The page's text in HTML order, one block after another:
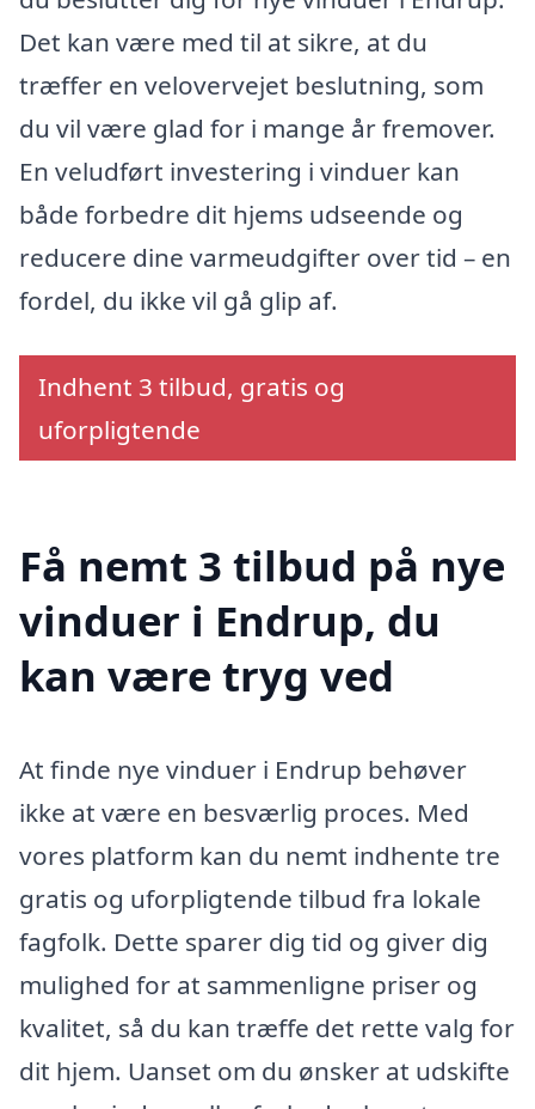
Det kan være med til at sikre, at du
træffer en velovervejet beslutning, som
du vil være glad for i mange år fremover.
En veludført investering i vinduer kan
både forbedre dit hjems udseende og
reducere dine varmeudgifter over tid – en
fordel, du ikke vil gå glip af.
Indhent 3 tilbud, gratis og
uforpligtende
Få nemt 3 tilbud på nye
vinduer i Endrup, du
kan være tryg ved
At finde nye vinduer i Endrup behøver
ikke at være en besværlig proces. Med
vores platform kan du nemt indhente tre
gratis og uforpligtende tilbud fra lokale
fagfolk. Dette sparer dig tid og giver dig
mulighed for at sammenligne priser og
kvalitet, så du kan træffe det rette valg for
dit hjem. Uanset om du ønsker at udskifte